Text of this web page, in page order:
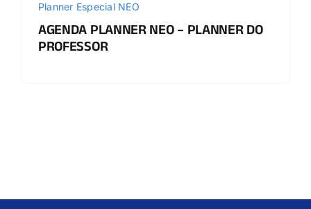
Planner Especial NEO
AGENDA PLANNER NEO – PLANNER DO
PROFESSOR